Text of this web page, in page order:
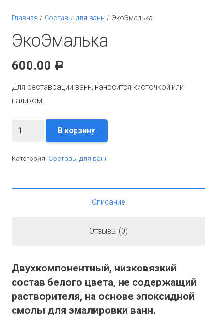
Главная / Составы для ванн / ЭкоЭмалька
ЭкоЭмалька
600.00 Р
Для реставрации ванн, наносится кисточкой или
валиком.
Количество
В корзину
Категория: Составы для ванн
Описание
Отзывы (0)
Двухкомпонентный, низковязкий
состав белого цвета, не содержащий
растворителя, на основе эпоксидной
смолы для эмалировки ванн.